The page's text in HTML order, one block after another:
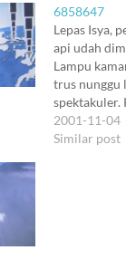
6858647
Lepas Isya,
api udah
Lampu
trus nunggu
spektakuler.
sebuah bom
diledakkan di
2001-11-04
Similar post